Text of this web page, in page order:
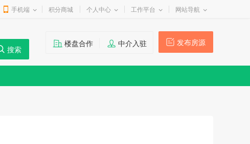
手机端 积分商城 个人中心 工作平台 网站导航
发布房源
楼盘合作 中介入驻